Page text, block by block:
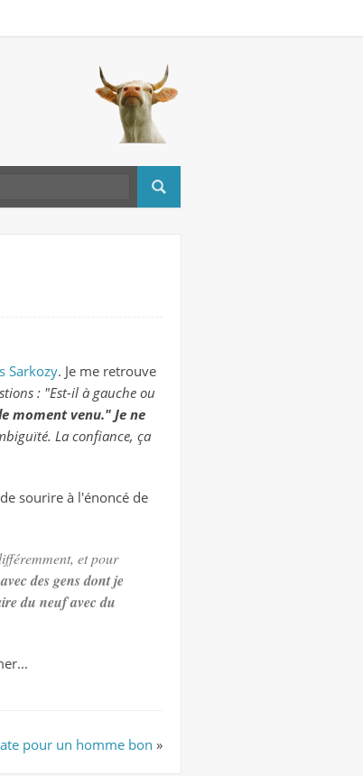
Sarkozy. Je me retrouve
: "Est-il à gauche ou
moment venu." Je ne
La confiance, ça
sourire à l'énoncé de
et pour
des gens dont je
du neuf avec du
pour un homme bon »